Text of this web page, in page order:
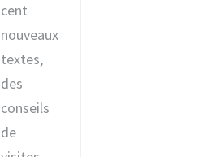
cent
nouveaux
textes,
des
conseils
de